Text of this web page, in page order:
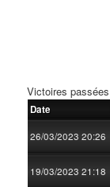
Victoires passées
Date
26/03/2023 20:26
19/03/2023 21:18